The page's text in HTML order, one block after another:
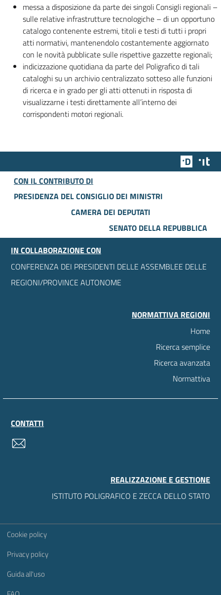
messa a disposizione da parte dei singoli Consigli regionali –
sulle relative infrastrutture tecnologiche – di un opportuno
catalogo contenente estremi, titoli e testi di tutti i propri
atti normativi, mantenendolo costantemente aggiornato
con le novità pubblicate sulle rispettive gazzette regionali;
indicizzazione quotidiana da parte del Poligrafico di tali
cataloghi su un archivio centralizzato sotteso alle funzioni
di ricerca e in grado per gli atti ottenuti in risposta di
visualizzarne i testi direttamente all’interno dei
corrispondenti motori regionali.
Team
CON IL CONTRIBUTO DI
PRESIDENZA DEL CONSIGLIO DEI MINISTRI
CAMERA DEI DEPUTATI
SENATO DELLA REPUBBLICA
IN COLLABORAZIONE CON
CONFERENZA DEI PRESIDENTI DELLE ASSEMBLEE DELLE
REGIONI/PROVINCE AUTONOME
NORMATTIVA REGIONI
Home
Ricerca semplice
Ricerca avanzata
Normattiva
CONTATTI
REALIZZAZIONE E GESTIONE
ISTITUTO POLIGRAFICO E ZECCA DELLO STATO
Sezione Link Utili
Cookie policy
Privacy policy
Guida all'uso